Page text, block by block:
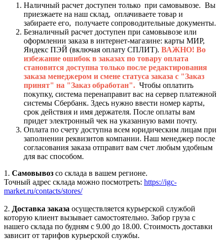
Наличный расчет доступен только при самовывозе. Вы
приезжаете на наш склад, оплачиваете товар и
забираете его, получаете сопроводительные документы.
Безналичный расчет доступен при самовывозе или
оформлении заказа в интернет-магазине: карты МИР,
Яндекс ПЭЙ (включая оплату СПЛИТ). ВАЖНО! Во
избежание ошибок в заказах по товару оплата
становится доступна только после редактирования
заказа менеджером и смене статуса заказа с "Заказ
принят" на "Заказ обработан". Чтобы оплатить
покупку, система перенаправит вас на сервер платежной
системы Сбербанк. Здесь нужно ввести номер карты,
срок действия и имя держателя. После оплаты вам
придет электронный чек на указанную вами почту.
Оплата по счету доступна всем юридическим лицам при
заполнении реквизитов компании. Наш менеджер после
согласования заказа отправит вам счет любым удобным
для вас способом.
1. Самовывоз со склада в вашем регионе.
Точный адрес склада можно посмотреть: https://igc-
market.ru/contacts/stores/
2. Доставка заказа осуществляется курьерской службой
которую клиент вызывает самостоятельно. Забор груза с
нашего склада по будням с 9.00 до 18.00. Стоимость доставки
зависит от тарифов курьерской службы.